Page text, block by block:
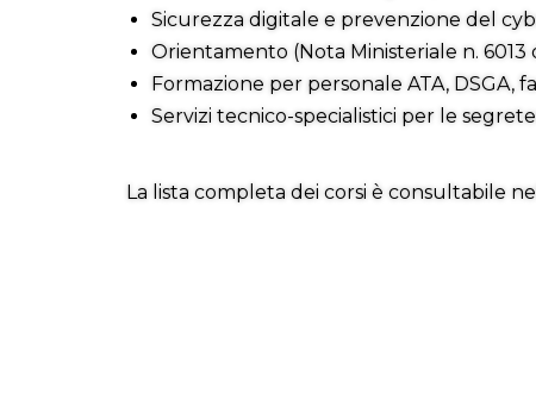
Sicurezza digitale e prevenzione del
Orientamento (Nota Ministeriale n. 6013
Formazione per personale ATA,
Servizi tecnico-specialistici per le
La lista completa dei corsi è consultabile